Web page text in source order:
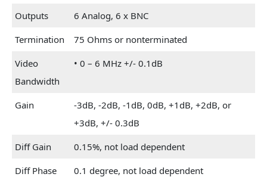
Outputs
6 Analog, 6 x BNC
Termination
75 Ohms or nonterminated
Video
Bandwidth
• 0 – 6 MHz +/- 0.1dB
Gain
-3dB, -2dB, -1dB, 0dB, +1dB, +2dB, or
+3dB, +/- 0.3dB
Diff Gain
0.15%, not load dependent
Diff Phase
0.1 degree, not load dependent